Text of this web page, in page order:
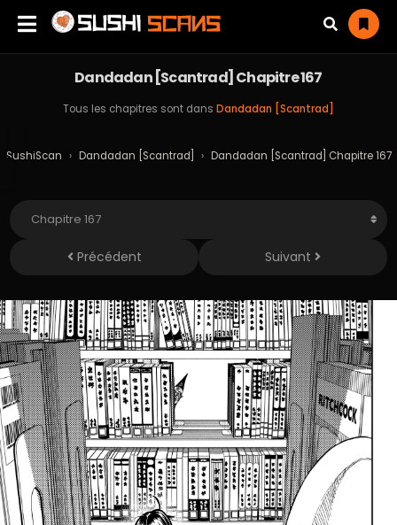
Dandadan [Scantrad] Chapitre 167
Tous les chapitres sont dans Dandadan [Scantrad]
SushiScan › Dandadan [Scantrad] › Dandadan [Scantrad] Chapitre 167
Précédent Suivant